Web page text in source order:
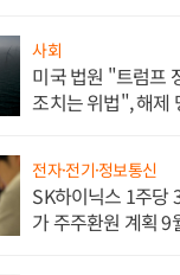
사회
미국 법원 "트럼프
조치는 위법", 해제
전자·전기·정보통신
SK하이닉스 1주당
가 주주환원 계획 9